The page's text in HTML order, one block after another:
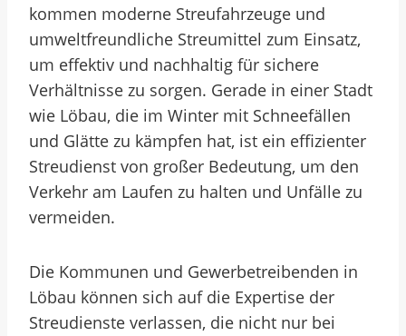
kommen moderne Streufahrzeuge und
umweltfreundliche Streumittel zum Einsatz,
um effektiv und nachhaltig für sichere
Verhältnisse zu sorgen. Gerade in einer Stadt
wie Löbau, die im Winter mit Schneefällen
und Glätte zu kämpfen hat, ist ein effizienter
Streudienst von großer Bedeutung, um den
Verkehr am Laufen zu halten und Unfälle zu
vermeiden.
Die Kommunen und Gewerbetreibenden in
Löbau können sich auf die Expertise der
Streudienste verlassen, die nicht nur bei